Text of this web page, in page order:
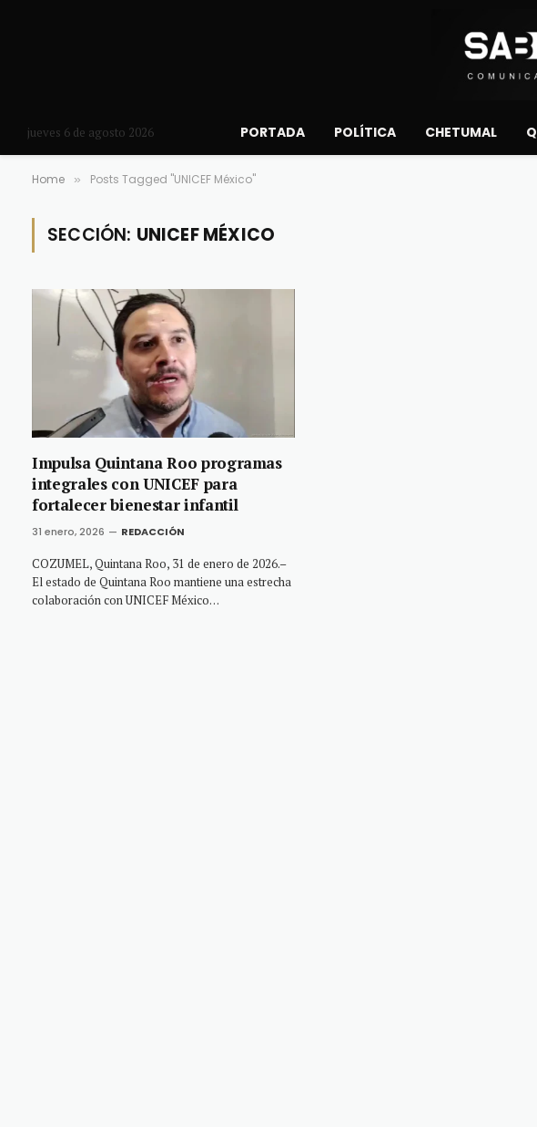
jueves 6 de agosto 2026 PORTADA POLÍTICA CHETUMAL
Home » Posts Tagged "UNICEF México"
SECCIÓN: UNICEF MÉXICO
Impulsa Quintana Roo programas
integrales con UNICEF para
fortalecer bienestar infantil
31 enero, 2026 REDACCIÓN
COZUMEL, Quintana Roo, 31 de enero de 2026.–
El estado de Quintana Roo mantiene una estrecha
colaboración con UNICEF México…